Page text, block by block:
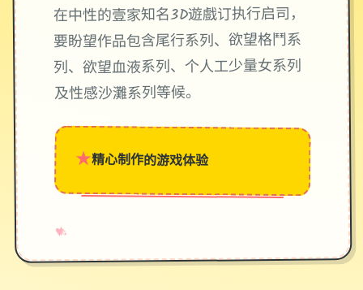
在中性的壹家知名3D遊戲订执行启司，
要盼望作品包含尾行系列、欲望格鬥系
列、欲望血液系列、个人工少量女系列
及性感沙灘系列等候。
★精心制作的游戏体验
♥
✧
→